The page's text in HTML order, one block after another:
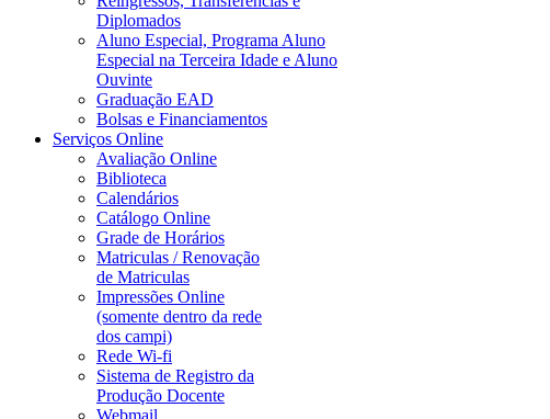
Diplomados
Aluno Especial, Programa Aluno
Especial na Terceira Idade e Aluno
Ouvinte
Graduação EAD
Bolsas e Financiamentos
Serviços Online
Avaliação Online
Biblioteca
Calendários
Catálogo Online
Grade de Horários
Matriculas / Renovação
de Matriculas
Impressões Online
(somente dentro da rede
dos campi)
Rede Wi-fi
Sistema de Registro da
Produção Docente
Webmail